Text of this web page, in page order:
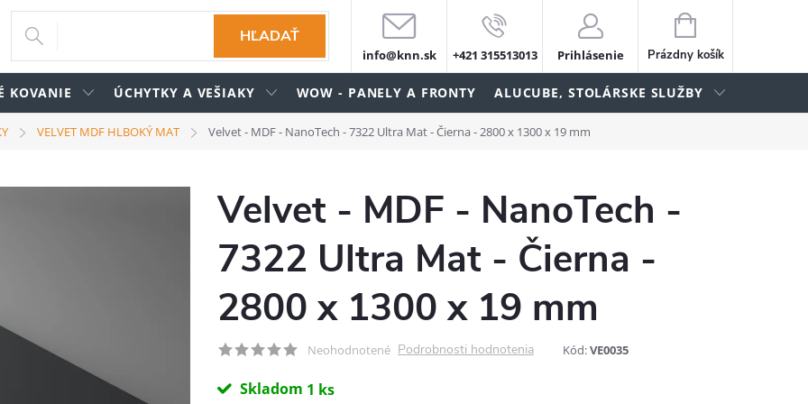
HĽADAŤ
info@knn.sk +421 315513013 Prihlásenie
NÁKUPNÝ
KOŠÍK
Prázdny košík
KOVANIE ÚCHYTKY A VEŠIAKY WOW - PANELY A FRONTY ALUCUBE, STOLÁRSKE SLUŽBY
VELVET MDF HLBOKÝ MAT Velvet - MDF - NanoTech - 7322 Ultra Mat - Čierna - 2800 x 1300 x 19 mm
Velvet - MDF - NanoTech -
7322 Ultra Mat - Čierna -
2800 x 1300 x 19 mm
Neohodnotené Podrobnosti hodnotenia Kód:VE0035
Skladom 1 ks